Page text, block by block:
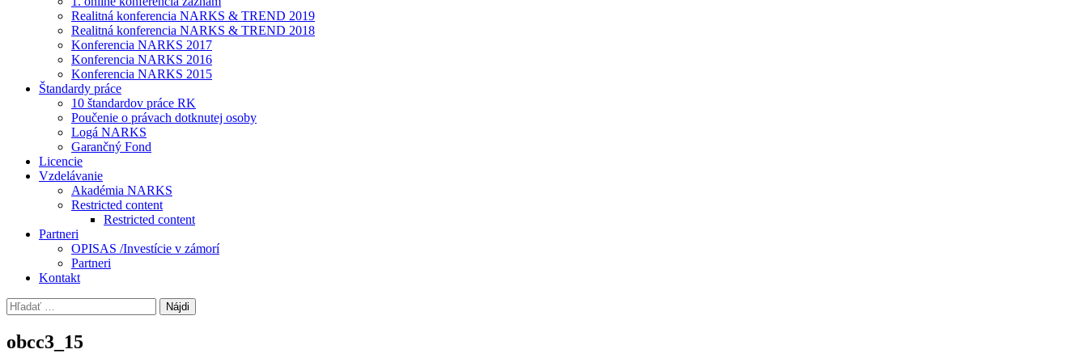
Realitná konferencia NARKS & TREND 2019
Realitná konferencia NARKS & TREND 2018
Konferencia NARKS 2017
Konferencia NARKS 2016
Konferencia NARKS 2015
Štandardy práce
10 štandardov práce RK
Poučenie o právach dotknutej osoby
Logá NARKS
Garančný Fond
Licencie
Vzdelávanie
Akadémia NARKS
Restricted content
Restricted content
Partneri
OPISAS /Investície v zámorí
Partneri
Kontakt
Hľadať:
obcc3_15